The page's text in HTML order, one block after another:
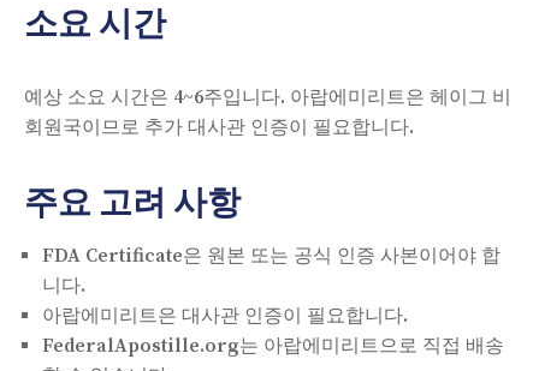
소요 시간
예상 소요 시간은 4~6주입니다. 아랍에미리트은 헤이그 비
회원국이므로 추가 대사관 인증이 필요합니다.
주요 고려 사항
FDA Certificate은 원본 또는 공식 인증 사본이어야 합
니다.
아랍에미리트은 대사관 인증이 필요합니다.
FederalApostille.org는 아랍에미리트으로 직접 배송